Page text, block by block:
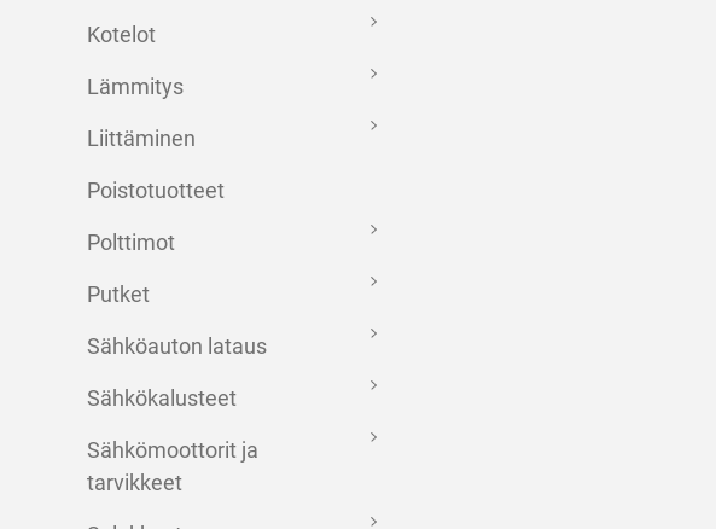
Kotelot
Lämmitys
Liittäminen
Poistotuotteet
Polttimot
Putket
Sähköauton lataus
Sähkökalusteet
Sähkömoottorit ja
tarvikkeet